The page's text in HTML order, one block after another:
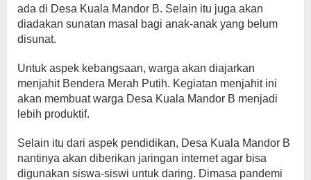
ada di Desa Kuala Mandor B. Selain itu juga akan
diadakan sunatan masal bagi anak-anak yang belum
disunat.
Untuk aspek kebangsaan, warga akan diajarkan
menjahit Bendera Merah Putih. Kegiatan menjahit ini
akan membuat warga Desa Kuala Mandor B menjadi
lebih produktif.
Selain itu dari aspek pendidikan, Desa Kuala Mandor B
nantinya akan diberikan jaringan internet agar bisa
digunakan siswa-siswi untuk daring. Dimasa pandemi